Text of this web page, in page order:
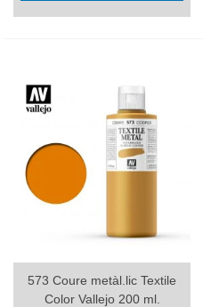
573 Coure metàl.lic Textile
Color Vallejo 200 ml.